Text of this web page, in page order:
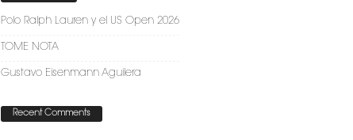
Polo Ralph Lauren y el US Open 2026
TOME NOTA
Gustavo Eisenmann Aguilera
Recent Comments